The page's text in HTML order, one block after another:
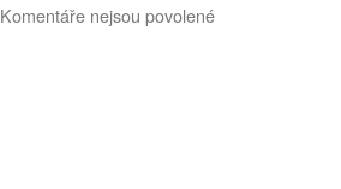
Komentáře nejsou povolenéu